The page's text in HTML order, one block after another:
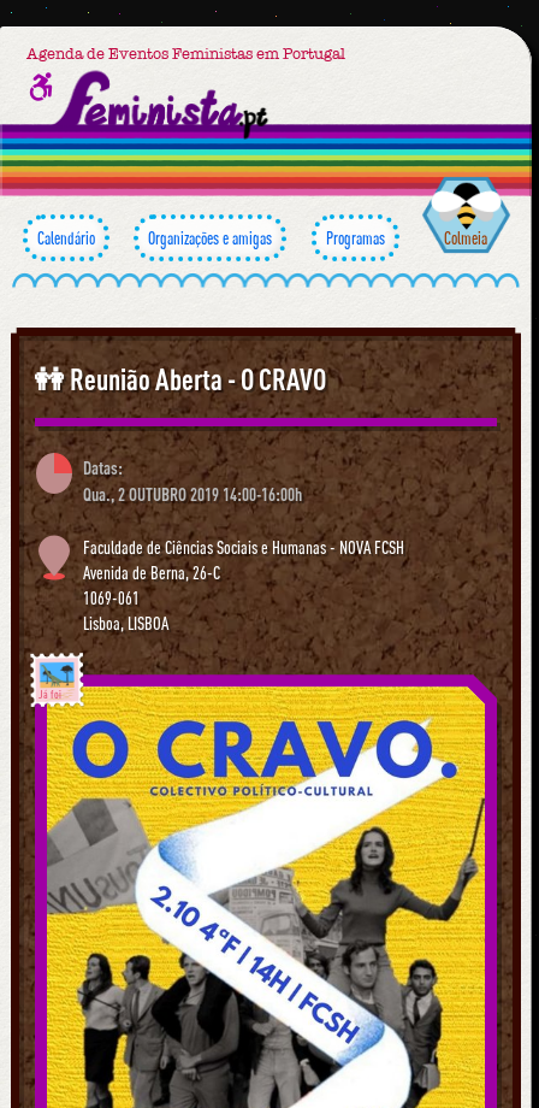
Agenda de Eventos Feministas em Portugal
Calendário Organizações e amigas Programas Colmeia
👭 Reunião Aberta - O CRAVO
Datas:
Qua., 2 OUTUBRO 2019 14:00-16:00h
Faculdade de Ciências Sociais e Humanas - NOVA FCSH
Avenida de Berna, 26-C
1069-061
Lisboa,LISBOA
Já foi